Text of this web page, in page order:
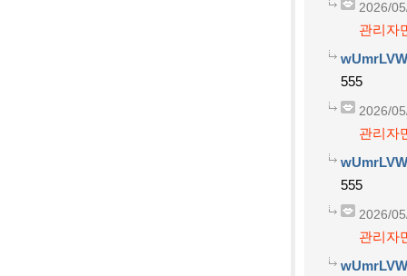
2026/
관리자
555
2026/
관리자
555
2026/
관리자